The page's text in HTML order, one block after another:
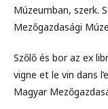
Múzeumban, szerk.
Mezőgazdasági
Szőlő és bor az ex
vigne et le vin dans
Magyar